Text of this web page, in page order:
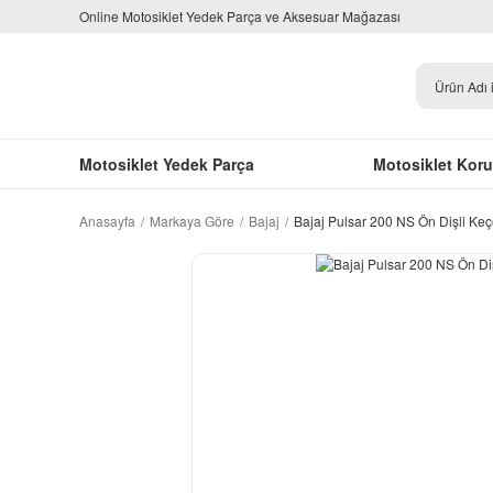
Online Motosiklet Yedek Parça ve Aksesuar Mağazası
Motosiklet Yedek Parça Motosiklet
Anasayfa Markaya Göre Bajaj Bajaj Pulsar 200 NS Ön Dişli